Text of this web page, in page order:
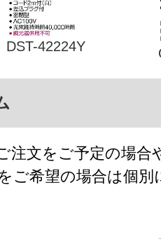
DST-42224Y
注文をご予定の場合
ご希望の場合は個別